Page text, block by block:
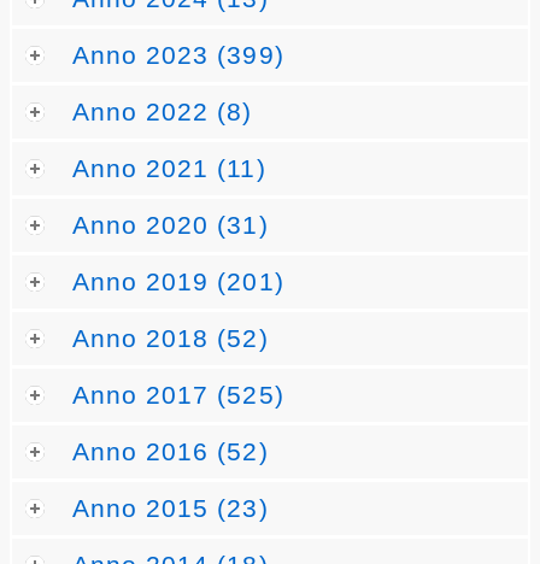
Anno 2023 (399)
Anno 2022 (8)
Anno 2021 (11)
Anno 2020 (31)
Anno 2019 (201)
Anno 2018 (52)
Anno 2017 (525)
Anno 2016 (52)
Anno 2015 (23)